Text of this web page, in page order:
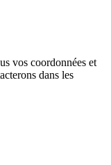
vos coordonnées et
dans les